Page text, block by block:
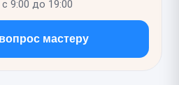
9:00 до 19:00
мастеру